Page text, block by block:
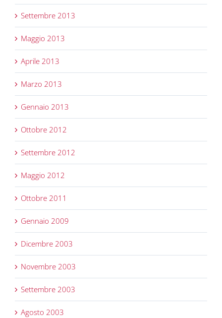
Settembre 2013
Maggio 2013
Aprile 2013
Marzo 2013
Gennaio 2013
Ottobre 2012
Settembre 2012
Maggio 2012
Ottobre 2011
Gennaio 2009
Dicembre 2003
Novembre 2003
Settembre 2003
Agosto 2003